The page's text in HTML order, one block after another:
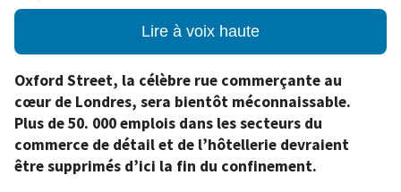
Lire à voix haute
Oxford Street, la célèbre rue commerçante au
cœur de Londres, sera bientôt méconnaissable.
Plus de 50. 000 emplois dans les secteurs du
commerce de détail et de l’hôtellerie devraient
être supprimés d’ici la fin du confinement.